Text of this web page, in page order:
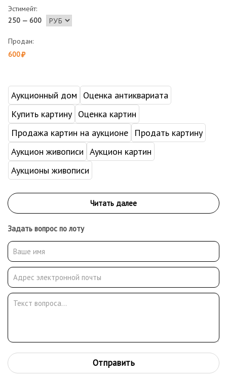
Эстимейт:
250 — 600
Продан:
600
Аукционный дом
Оценка антиквариата
Купить картину Оценка картин
Продажа картин на аукционе
Продать картину
Аукцион живописи Аукцион картин
Аукционы живописи
Задать вопрос по лоту
Отправить